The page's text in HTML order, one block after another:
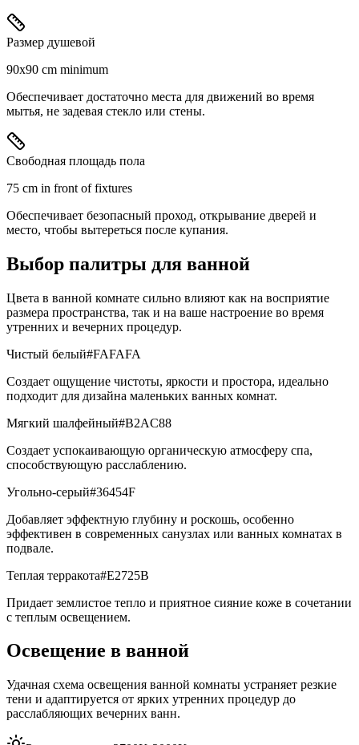
Размер душевой
90x90 cm minimum
Обеспечивает достаточно места для движений во время
мытья, не задевая стекло или стены.
Свободная площадь пола
75 cm in front of fixtures
Обеспечивает безопасный проход, открывание дверей и
место, чтобы вытереться после купания.
Выбор палитры для ванной
Цвета в ванной комнате сильно влияют как на восприятие
размера пространства, так и на ваше настроение во время
утренних и вечерних процедур.
Чистый белый#FAFAFA
Создает ощущение чистоты, яркости и простора, идеально
подходит для дизайна маленьких ванных комнат.
Мягкий шалфейный#B2AC88
Создает успокаивающую органическую атмосферу спа,
способствующую расслаблению.
Угольно-серый#36454F
Добавляет эффектную глубину и роскошь, особенно
эффективен в современных санузлах или ванных комнатах в
подвале.
Теплая терракота#E2725B
Придает землистое тепло и приятное сияние коже в сочетании
с теплым освещением.
Освещение в ванной
Удачная схема освещения ванной комнаты устраняет резкие
тени и адаптируется от ярких утренних процедур до
расслабляющих вечерних ванн.